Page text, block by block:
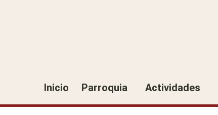
Inicio Parroquia Actividades